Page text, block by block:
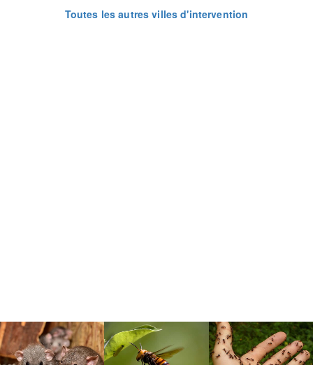
Toutes les autres villes d'intervention